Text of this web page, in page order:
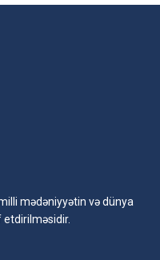
mədəniyyətin və dünya
etdirilməsidir.